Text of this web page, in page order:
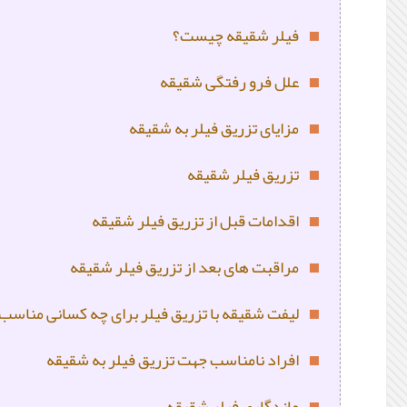
فیلر شقیقه چیست؟
علل فرو رفتگی شقیقه
مزایای تزریق فیلر به شقیقه
تزریق فیلر شقیقه
اقدامات قبل از تزریق فیلر شقیقه
مراقبت های بعد از تزریق فیلر شقیقه
لیفت شقیقه با تزریق فیلر برای چه کسانی
افراد نامناسب جهت تزریق فیلر به شقیقه